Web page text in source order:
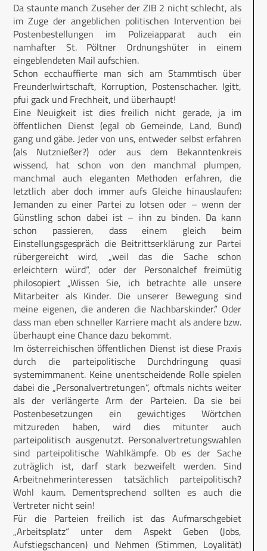
Da staunte manch Zuseher der ZIB 2 nicht schlecht, als
im Zuge der angeblichen politischen Intervention bei
Postenbestellungen im Polizeiapparat auch ein
namhafter St. Pöltner Ordnungshüter in einem
eingeblendeten Mail aufschien.
Schon ecchauffierte man sich am Stammtisch über
Freunderlwirtschaft, Korruption, Postenschacher. Igitt,
pfui gack und Frechheit, und überhaupt!
Eine Neuigkeit ist dies freilich nicht gerade, ja im
öffentlichen Dienst (egal ob Gemeinde, Land, Bund)
gang und gäbe. Jeder von uns, entweder selbst erfahren
(als Nutznießer?) oder aus dem Bekanntenkreis
wissend, hat schon von den manchmal plumpen,
manchmal auch eleganten Methoden erfahren, die
letztlich aber doch immer aufs Gleiche hinauslaufen:
Jemanden zu einer Partei zu lotsen oder – wenn der
Günstling schon dabei ist – ihn zu binden. Da kann
schon passieren, dass einem gleich beim
Einstellungsgespräch die Beitrittserklärung zur Partei
rübergereicht wird, „weil das die Sache schon
erleichtern würd“, oder der Personalchef freimütig
philosopiert „Wissen Sie, ich betrachte alle unsere
Mitarbeiter als Kinder. Die unserer Bewegung sind
meine eigenen, die anderen die Nachbarskinder.“ Oder
dass man eben schneller Karriere macht als andere bzw.
überhaupt eine Chance dazu bekommt.
Im österreichischen öffentlichen Dienst ist diese Praxis
durch die parteipolitische Durchdringung quasi
systemimmanent. Keine unentscheidende Rolle spielen
dabei die „Personalvertretungen“, oftmals nichts weiter
als der verlängerte Arm der Parteien. Da sie bei
Postenbesetzungen ein gewichtiges Wörtchen
mitzureden haben, wird dies mitunter auch
parteipolitisch ausgenutzt. Personalvertretungswahlen
sind parteipolitische Wahlkämpfe. Ob es der Sache
zuträglich ist, darf stark bezweifelt werden. Sind
Arbeitnehmerinteressen tatsächlich parteipolitisch?
Wohl kaum. Dementsprechend sollten es auch die
Vertreter nicht sein!
Für die Parteien freilich ist das Aufmarschgebiet
„Arbeitsplatz“ unter dem Aspekt Geben (Jobs,
Aufstiegschancen) und Nehmen (Stimmen, Loyalität)